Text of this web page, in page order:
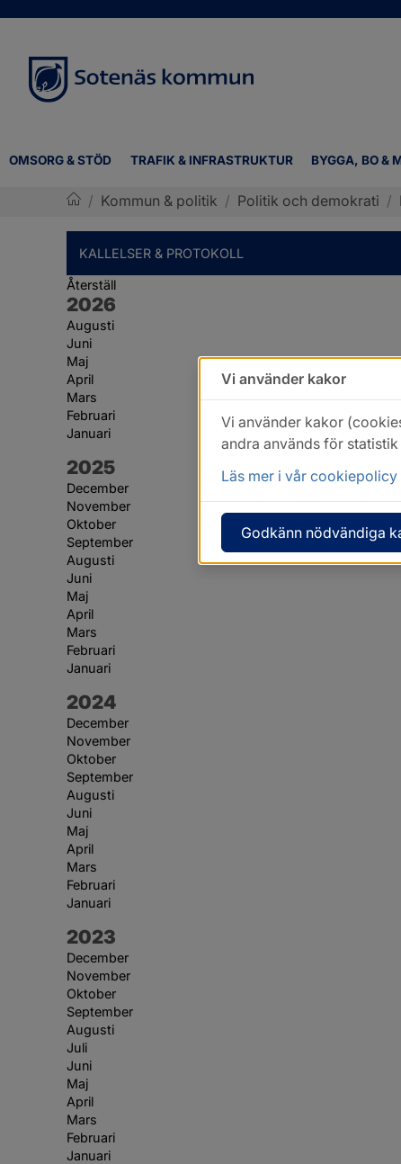
OMSORG & STÖD TRAFIK & INFRASTRUKTUR BYGGA, BO &
/ Kommun & politik / Politik och demokrati /
KALLELSER & PROTOKOLL
Återställ
År:
2026
Augusti
Juni
Maj
April
Mars
Februari
Januari
År:
2025
December
November
Oktober
September
Augusti
Juni
Maj
April
Mars
Februari
Januari
År:
2024
December
November
Oktober
September
Augusti
Juni
Maj
April
Mars
Februari
Januari
År:
2023
December
November
Oktober
September
Augusti
Juli
Juni
Maj
April
Mars
Februari
Januari
Vi använder kakor
Vi använder kakor
andra används för
Läs mer i vår cookiepolicy
Godkänn nödvändiga